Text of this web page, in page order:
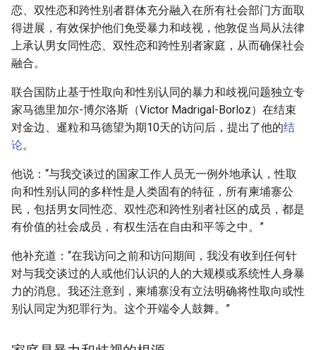
恋、双性恋和跨性别者群体充分融入在所有社会部门方面取
得进展，有效保护他们免受暴力和歧视，他敦促当局从法律
上承认男女同性恋、双性恋和跨性别者家庭，从而确保社会
融合。
联合国防止基于性取向和性别认同的暴力和歧视问题独立专
家马德里加尔-博尔洛斯（Victor Madrigal-Borloz）在结束
对金边、暹粒和马德望为期10天的访问后，提出了他的结
论。
他说：“与我交谈过的国家工作人员无一例外地承认，性取
向和性别认同的多样性是人类固有的特征，所有柬埔寨公
民，包括男女同性恋、双性恋和跨性别者社区的成员，都是
有价值的社会成员，有权生活在自由和平等之中。”
他补充道：“在我访问之前和访问期间，我没有收到任何针
对与我交谈过的人或他们认识的人的大规模或系统性人身暴
力的消息。我还注意到，柬埔寨没有立法明确将性取向或性
别认同定为犯罪行为。这个开端令人鼓舞。”